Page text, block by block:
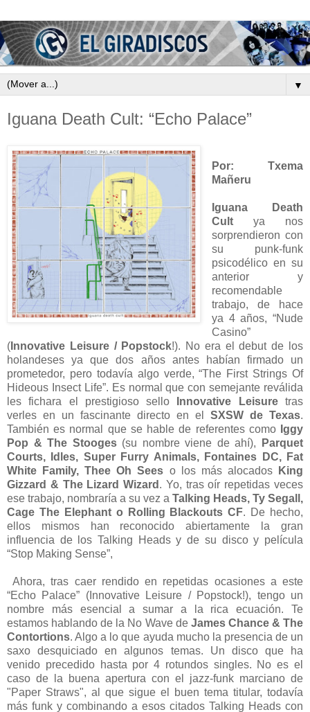
▼
Iguana Death Cult: “Echo Palace”
Por: Txema
Mañeru
Iguana Death
Cultya nos
sorprendieron con
su punk-funk
psicodélico en su
anterior y
recomendable
trabajo, de hace
ya 4 años, “Nude
Casino”
( Innovative Leisure / Popstock!). No era el debut de los
holandeses ya que dos años antes habían firmado un
prometedor, pero todavía algo verde, “The First Strings Of
Hideous Insect Life”. Es normal que con semejante reválida
les fichara el prestigioso sello Innovative Leisuretras
verles en un fascinante directo en el SXSW de Texas.
También es normal que se hable de referentes como Iggy
Pop & The Stooges(su nombre viene de ahí),
Parquet
Courts, Idles, Super Furry Animals, Fontaines DC, Fat
White Family, Thee Oh Sees o los más alocados
King
Gizzard & The Lizard Wizard . Yo, tras oír repetidas veces
ese trabajo, nombraría a su vez a Talking Heads, Ty Segall,
Cage The Elephant o Rolling Blackouts CF. De hecho,
ellos mismos han reconocido abiertamente la gran
influencia de los Talking Heads y de su disco y película
“Stop Making Sense”,
Ahora, tras caer rendido en repetidas ocasiones a este
“Echo Palace” (Innovative Leisure / Popstock!), tengo un
nombre más esencial a sumar a la rica ecuación. Te
estamos hablando de la No Wave de James Chance & The
Contortions. Algo a lo que ayuda mucho la presencia de un
saxo desquiciado en algunos temas. Un disco que ha
venido precedido hasta por 4 rotundos singles. No es el
caso de la buena apertura con el jazz-funk marciano de
"Paper Straws", al que sigue el buen tema titular, todavía
más funk y combinando a esos citados Talking Heads con